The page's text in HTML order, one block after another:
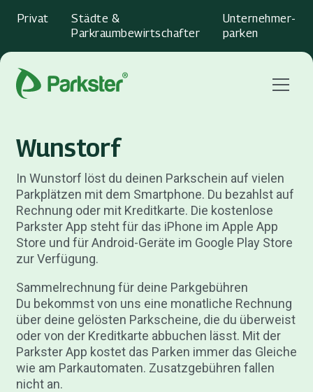
Privat
Städte &
Parkraumbewirtschafter
Unternehmer­
parken
Menu
Wunstorf
In Wunstorf löst du deinen Parkschein auf vielen
Parkplätzen mit dem Smartphone. Du bezahlst auf
Rechnung oder mit Kreditkarte. Die kostenlose
Parkster App steht für das iPhone im Apple App
Store und für Android-Geräte im Google Play Store
zur Verfügung.
Sammelrechnung für deine Parkgebühren
Du bekommst von uns eine monatliche Rechnung
über deine gelösten Parkscheine, die du überweist
oder von der Kreditkarte abbuchen lässt. Mit der
Parkster App kostet das Parken immer das Gleiche
wie am Parkautomaten. Zusatzgebühren fallen
nicht an.